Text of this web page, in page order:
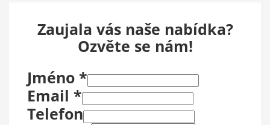
Zaujala vás naše nabídka?
Ozvěte se nám!
Jméno *
Email *
Telefon